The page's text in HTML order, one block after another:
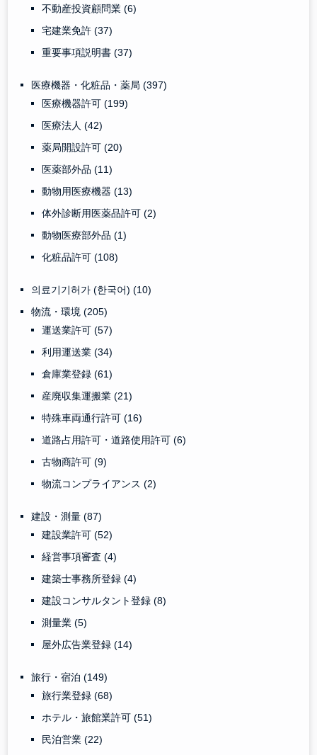
不動産投資顧問業(6)
宅建業免許(37)
重要事項説明書(37)
医療機器・化粧品・薬局(397)
医療機器許可(199)
医療法人(42)
薬局開設許可(20)
医薬部外品(11)
動物用医療機器(13)
体外診断用医薬品許可(2)
動物医療部外品(1)
化粧品許可(108)
의료기기허가 (한국어)(10)
物流・環境(205)
運送業許可(57)
利用運送業(34)
倉庫業登録(61)
産廃収集運搬業(21)
特殊車両通行許可(16)
道路占用許可・道路使用許可(6)
古物商許可(9)
物流コンプライアンス(2)
建設・測量(87)
建設業許可(52)
経営事項審査(4)
建築士事務所登録(4)
建設コンサルタント登録(8)
測量業(5)
屋外広告業登録(14)
旅行・宿泊(149)
旅行業登録(68)
ホテル・旅館業許可(51)
民泊営業(22)